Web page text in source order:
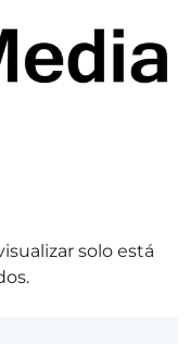
solo está